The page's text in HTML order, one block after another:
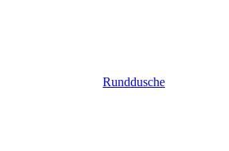
Runddusche